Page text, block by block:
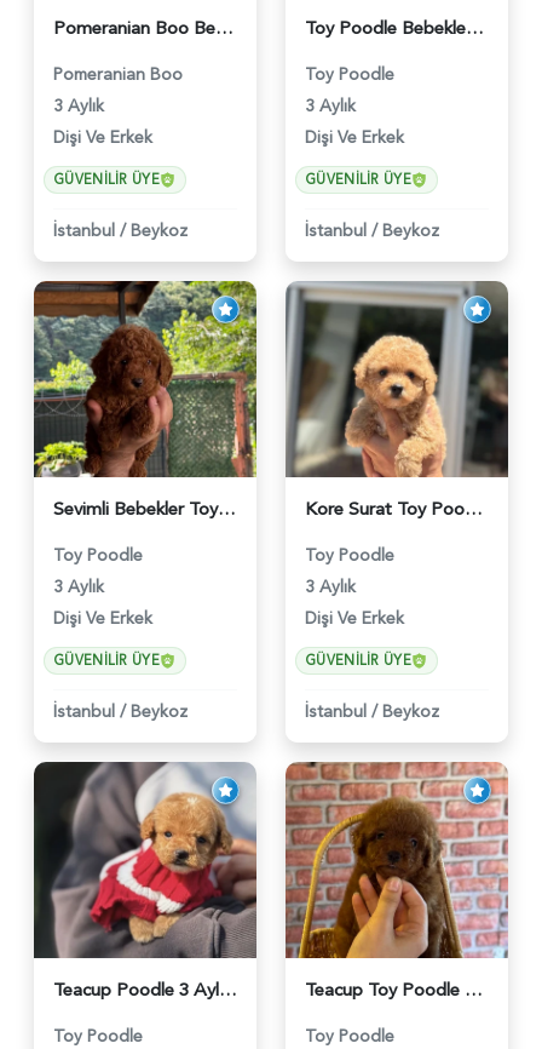
Pomeranian Boo Bebekler 2 Aylıklar - 6021
Pomeranian Boo
3 Aylık
Dişi Ve Erkek
GÜVENILIR ÜYE
İstanbul / Beykoz
Toy Poodle Bebekler Yuva Arıyor - 5970
Toy Poodle
3 Aylık
Dişi Ve Erkek
GÜVENILIR ÜYE
İstanbul / Beykoz
Sevimli Bebekler Toy Poodle - 5964
Toy Poodle
3 Aylık
Dişi Ve Erkek
GÜVENILIR ÜYE
İstanbul / Beykoz
Kore Surat Toy Poodle Dişi ve Erkek Yavrular - 5896
Toy Poodle
3 Aylık
Dişi Ve Erkek
GÜVENILIR ÜYE
İstanbul / Beykoz
Teacup Poodle 3 Aylık Bebeğimiz - 5960
Toy Poodle
Teacup Toy Poodle Muhteşem Kalite Yavrular - 5895
Toy Poodle